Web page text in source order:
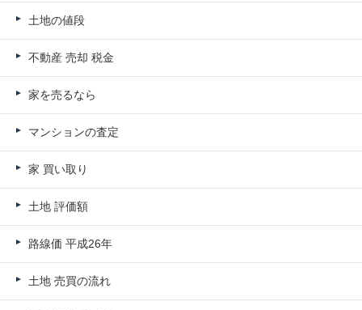
土地の値段
不動産 売却 税金
家を売るなら
マンションの査定
家 買い取り
土地 評価額
路線価 平成26年
土地 売買の流れ